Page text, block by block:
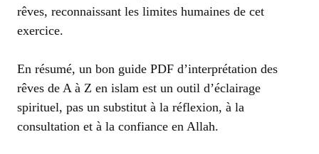
rêves, reconnaissant les limites humaines de cet
exercice.
En résumé, un bon guide PDF d’interprétation des
rêves de A à Z en islam est un outil d’éclairage
spirituel, pas un substitut à la réflexion, à la
consultation et à la confiance en Allah.